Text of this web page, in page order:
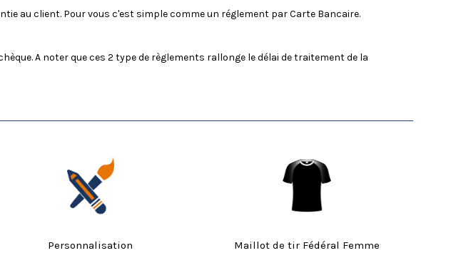
au client. Pour vous c'est simple comme un réglement par Carte Bancaire.
A noter que ces 2 type de règlements rallonge le délai de traitement de la
Personnalisation Maillot de tir Fédéral Femme